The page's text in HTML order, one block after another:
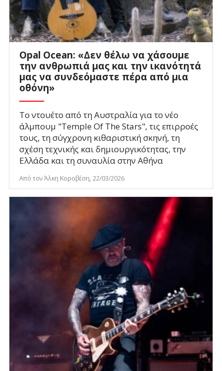
Opal Ocean: «Δεν θέλω να χάσουμε
την ανθρωπιά μας και την ικανότητά
μας να συνδεόμαστε πέρα από μια
οθόνη»
To ντουέτο από τη Αυστραλία για το νέο
άλμπουμ "Temple Of The Stars", τις επιρροές
τους, τη σύγχρονη κιθαριστική σκηνή, τη
σχέση τεχνικής και δημιουργικότητας, την
Ελλάδα και τη συναυλία στην Αθήνα
Από τον Άλκη Κοροβέση, 22/03/2026